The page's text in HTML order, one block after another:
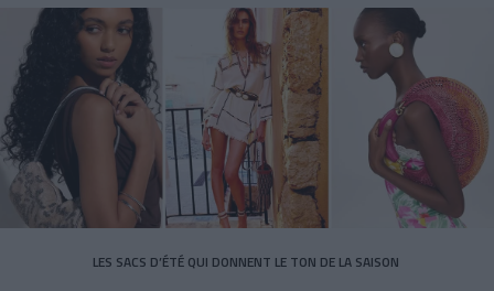
LES SACS D’ÉTÉ QUI DONNENT LE TON DE LA SAISON